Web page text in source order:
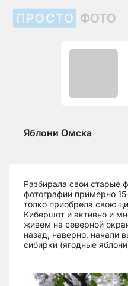
ПРОСТО ФОТО
Яблони Омска
Разбирала свои старые
фотографии примерно
толко приобрела свою
Кибершот и активно и
живем на северной
назад, наверно, начали
сибирки (ягодные